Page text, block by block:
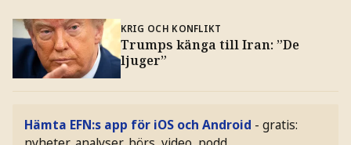
KRIG OCH KONFLIKT
Trumps känga till Iran: ”De
ljuger”
Hämta EFN:s app för iOS och Android - gratis: